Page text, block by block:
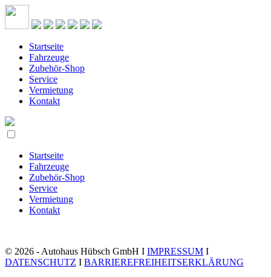
Startseite
Fahrzeuge
Zubehör-Shop
Service
Vermietung
Kontakt
Startseite
Fahrzeuge
Zubehör-Shop
Service
Vermietung
Kontakt
© 2026 - Autohaus Hübsch GmbH I IMPRESSUM I
DATENSCHUTZ I BARRIEREFREIHEITSERKLÄRUNG